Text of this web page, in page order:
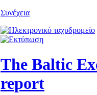
Συνέχεια
The Baltic
report